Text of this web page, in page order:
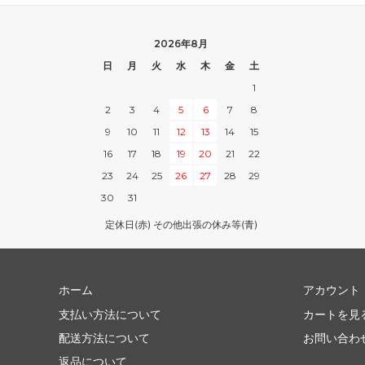
2026年8月
日
月 火 水 木 金
土
1
2
3 4 5 6 7
8
9
10 11 12 13 14
15
16
17 18 19 20 21
22
23
24 25 26 27 28
29
30
31
定休日(赤) その他出張の休み等(青)
ホーム
支払い方法について
配送方法について
返品について
アカウント
カートを見
お問い合わ